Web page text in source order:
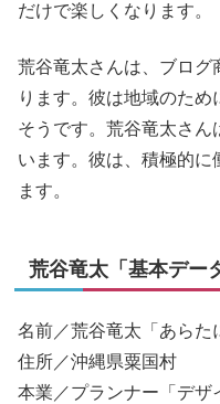
だけで楽しくなります。
荒谷竜太さんは、ブログ
ります。彼は地域のた
そうです。荒谷竜太さん
います。彼は、積極的に
ます。
荒谷竜太「基本デー
名前／荒谷竜太「あらた
住所／沖縄県粟国村
本業／プランナー「デザ